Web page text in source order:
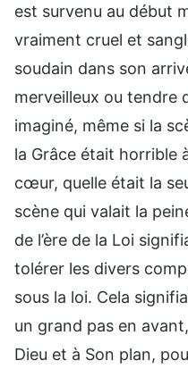
est survenu au début
vraiment cruel et
soudain dans son
merveilleux ou tendre
imaginé, même si la
la Grâce était horrible
cœur, quelle était la
scène qui valait la
de l’ère de la Loi
tolérer les divers
sous la loi. Cela
un grand pas en
Dieu et à Son plan,